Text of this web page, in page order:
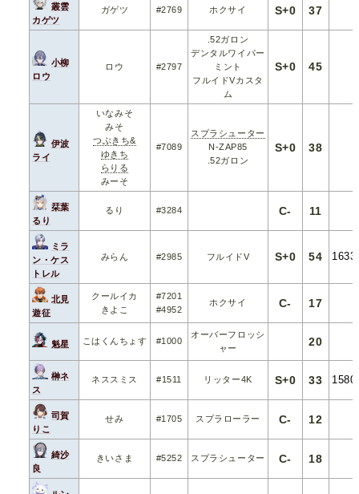
叢雲
カゲツ
ガゲツ #2769 ホクサイ S+0 37
小柳
ロウ
ロウ #2797
.52ガロン
デンタルワイパー
ミント
フルイドVカスタ
ム
S+0 45
伊波
ライ
いなみそ
みそ
つぶきち&
ゆきち
らりる
みーそ
#7089
スプラシューター
N-ZAP85
.52ガロン
S+0 38
栞葉
るり
るり #3284 C- 11
ミラ
ン・ケス
トレル
みらん #2985 フルイドV S+0 54
北見
遊征
クールイカ
きよこ
#7201
#4952
ホクサイ C- 17
魁星 こはくんちょす #1000
オーバーフロッシ
ャー
20
榊ネ
ス
ネススミス #1511 リッター4K S+0 33
司賀
りこ
せみ #1705 スプラローラー C- 12
綺沙
良
きいさま #5252 スプラシューター C- 18